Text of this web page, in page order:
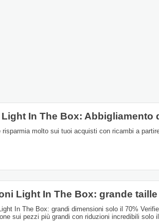
In The Box: Abbigliamento
risparmia molto sui tuoi acquisti con ricambi a
Light In The Box: grande
In The Box: grandi dimensioni solo il 70%
sui pezzi più grandi con riduzioni incredibili solo